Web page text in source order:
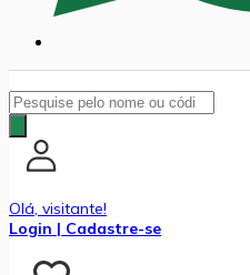
Pesquisar
produtos
Olá, visitante!
Login | Cadastre-se